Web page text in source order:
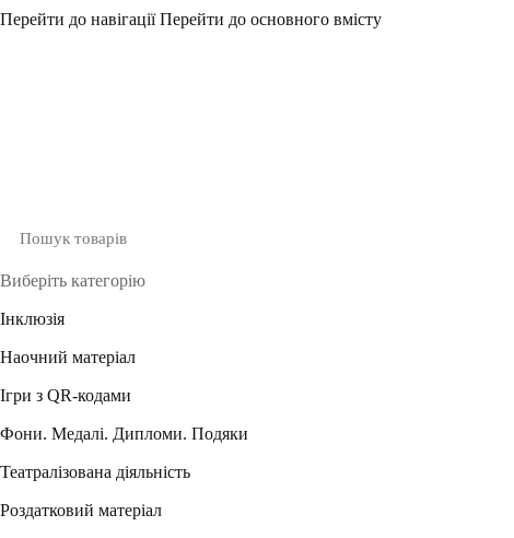
Перейти до навігаціїПерейти до основного вмісту
Виберіть категорію
Інклюзія
Наочний матеріал
Ігри з QR-кодами
Фони. Медалі. Дипломи. Подяки
Театралізована діяльність
Роздатковий матеріал